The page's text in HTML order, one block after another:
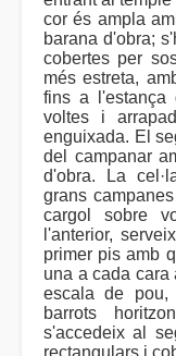
cor és ampla
barana d'obra;
cobertes per
més estreta,
fins a l'estança
voltes i
enguixada. El
del campanar
d'obra. La
grans
cargol sobre
l'anterior,
primer pis amb
una a cada cara
escala de pou,
barrots
s'accedeix al